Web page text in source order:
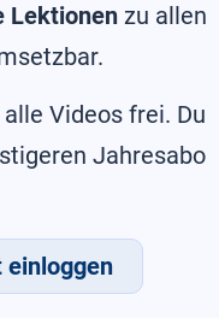
Lektionen zu allen
Videos frei. Du
Jahresabo